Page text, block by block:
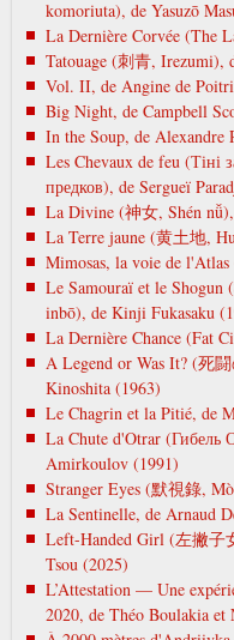
komoriuta), de Yasuzō
La Dernière Corvée (The
Tatouage (刺青, Irezumi),
Vol. II, de Angine de
Big Night, de Campbell
In the Soup, de Alexandre
Les Chevaux de feu (Тіні
предков), de Sergueï
La Divine (神女, Shén
La Terre jaune (黄土地,
Mimosas, la voie de
Le Samouraï et le
inbō), de Kinji Fukasaku
La Dernière Chance (Fat
A Legend or Was It? (死
Kinoshita (1963)
Le Chagrin et la Pitié, de
La Chute d'Otrar (Гибель
Amirkoulov (1991)
Stranger Eyes (默視錄,
La Sentinelle, de Arnaud
Left-Handed Girl (左撇子
Tsou (2025)
L’Attestation — Une
2020, de Théo Boulakia